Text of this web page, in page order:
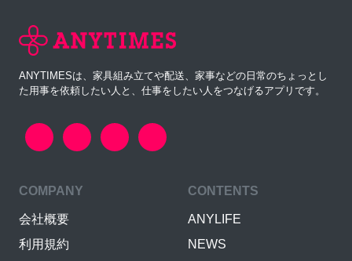
ANYTIMESは、家具組み立てや配送、家事などの日常のちょっとし
た用事を依頼したい人と、仕事をしたい人をつなげるアプリです。
COMPANY
会社概要
利用規約
CONTENTS
ANYLIFE
NEWS